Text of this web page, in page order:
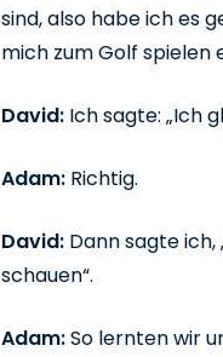
sind, also habe ich es
mich zum Golf spielen
David: Ich sagte: „Ich
Adam: Richtig.
David: Dann sagte
schauen“.
Adam:So lernten wir